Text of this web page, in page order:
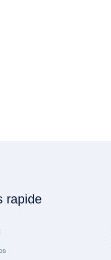
rapide